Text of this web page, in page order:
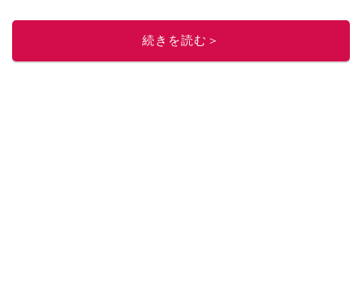
このイチオシストの他の記事を読む
続きを読む＞